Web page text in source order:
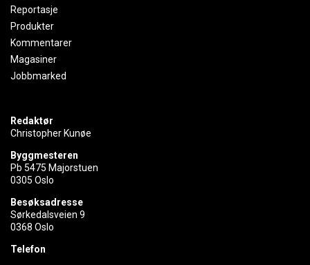
Reportasje
Produkter
Kommentarer
Magasiner
Jobbmarked
Redaktør
Christopher Kunøe
Byggmesteren
Pb 5475 Majorstuen
0305 Oslo
Besøksadresse
Sørkedalsveien 9
0368 Oslo
Telefon